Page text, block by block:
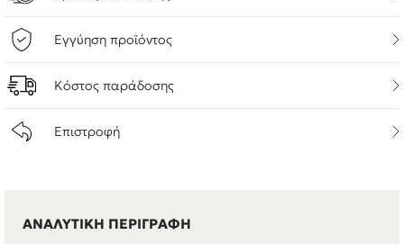
Εγγύηση προϊόντος
Κόστος παράδοσης
Επιστροφή
ΑΝΑΛΥΤΙΚΗ ΠΕΡΙΓΡΑΦΗ